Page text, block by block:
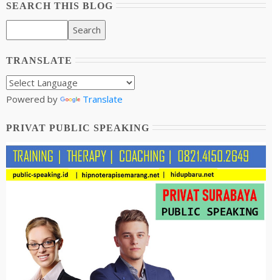
SEARCH THIS BLOG
TRANSLATE
Powered by Translate
PRIVAT PUBLIC SPEAKING